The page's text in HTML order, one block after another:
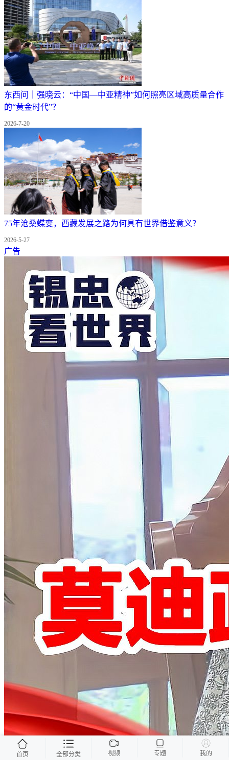
东西问｜强晓云：“中国—中亚精神”如何照亮区域高质量合作
的“黄金时代”？
2026-7-20
75年沧桑蝶变，西藏发展之路为何具有世界借鉴意义？
2026-5-27
广告
首页 全部分类 视频 专题 我的